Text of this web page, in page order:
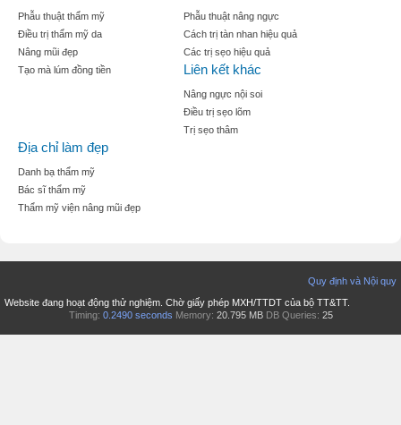
Phẫu thuật thẩm mỹ
Điều trị thẩm mỹ da
Nâng mũi đẹp
Tạo mà lúm đồng tiền
Phẫu thuật nâng ngực
Cách trị tàn nhan hiệu quả
Các trị sẹo hiệu quả
Liên kết khác
Nâng ngực nội soi
Điều trị sẹo lõm
Trị sẹo thâm
Địa chỉ làm đẹp
Danh bạ thẩm mỹ
Bác sĩ thẩm mỹ
Thẩm mỹ viện nâng mũi đẹp
Quy định và Nội quy
Website đang hoạt động thử nghiệm. Chờ giấy phép MXH/TTDT của bộ TT&TT.
Timing: 0.2490 seconds Memory: 20.795 MB DB Queries: 25